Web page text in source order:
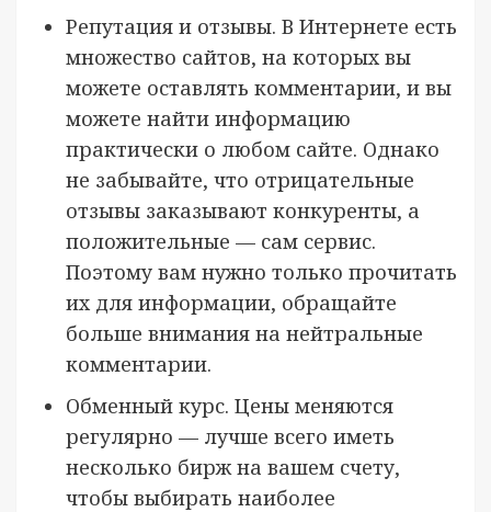
Репутация и отзывы. В Интернете есть
множество сайтов, на которых вы
можете оставлять комментарии, и вы
можете найти информацию
практически о любом сайте. Однако
не забывайте, что отрицательные
отзывы заказывают конкуренты, а
положительные — сам сервис.
Поэтому вам нужно только прочитать
их для информации, обращайте
больше внимания на нейтральные
комментарии.
Обменный курс. Цены меняются
регулярно — лучше всего иметь
несколько бирж на вашем счету,
чтобы выбирать наиболее